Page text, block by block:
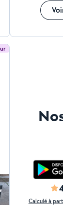
Calculé à